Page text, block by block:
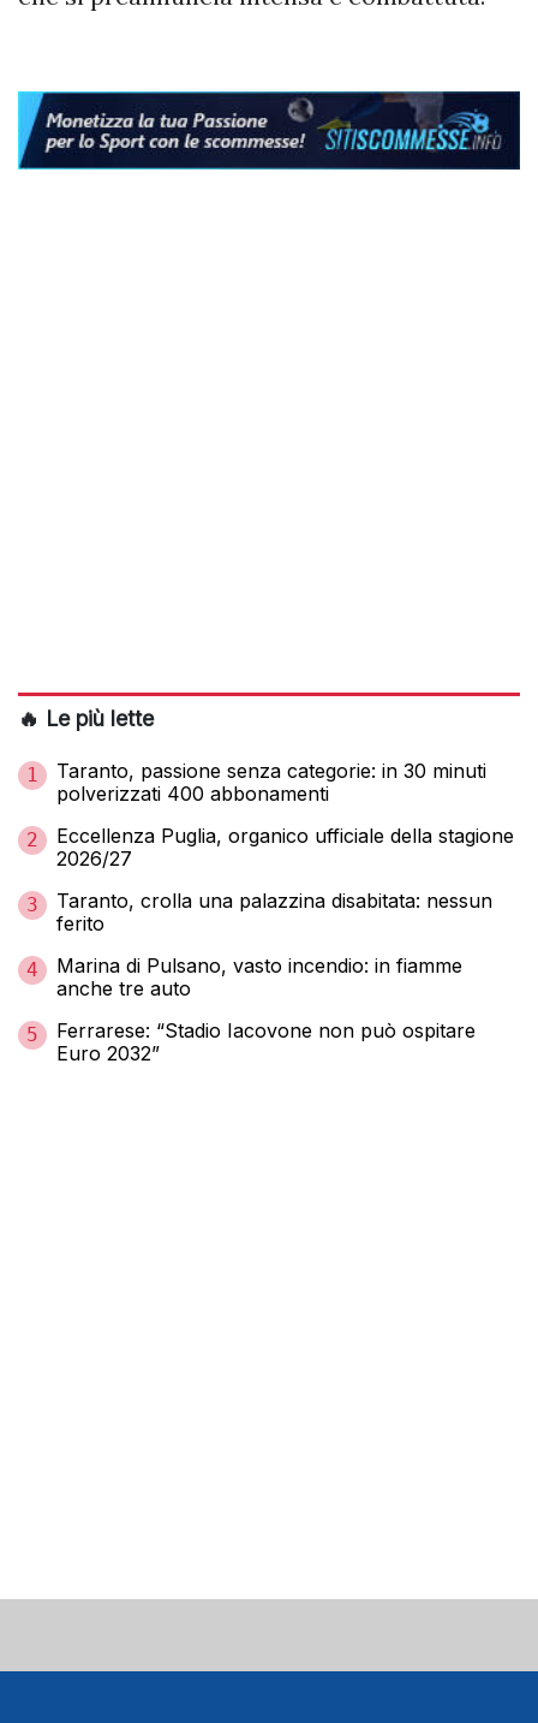
🔥 Le più lette
1
Taranto, passione senza categorie: in 30 minuti
polverizzati 400 abbonamenti
2
Eccellenza Puglia, organico ufficiale della stagione
2026/27
3
Taranto, crolla una palazzina disabitata: nessun
ferito
4
Marina di Pulsano, vasto incendio: in fiamme
anche tre auto
5
Ferrarese: “Stadio Iacovone non può ospitare
Euro 2032”